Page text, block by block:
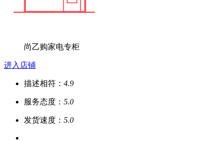
尚乙购家电专柜
进入店铺
描述相符： 4.9
服务态度： 5.0
发货速度： 5.0